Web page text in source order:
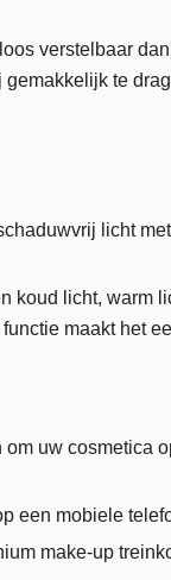
verstelbaar
te
licht
koud licht, warm
maakt het
uw cosmetica
een mobiele
make-up